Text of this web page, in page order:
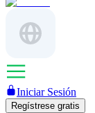
Iniciar Sesión
Regístrese gratis